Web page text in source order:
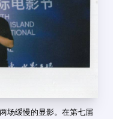
场缓慢的显影。在第七届